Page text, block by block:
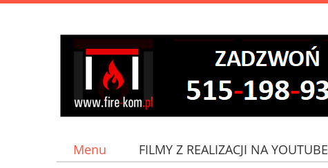
Menu FILMY Z REALIZACJI NA YOUTUBE